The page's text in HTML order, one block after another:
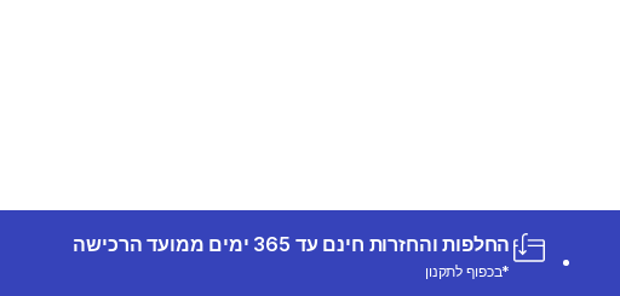
החלפות והחזרות חינם עד 365 ימים ממועד הרכישה
*בכפוף לתקנון